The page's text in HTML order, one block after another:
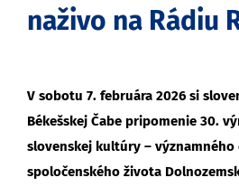
naživo na Rádiu
V sobotu 7. februára 2026 si
Békešskej Čabe pripomenie 30.
slovenskej kultúry –
spoločenského života